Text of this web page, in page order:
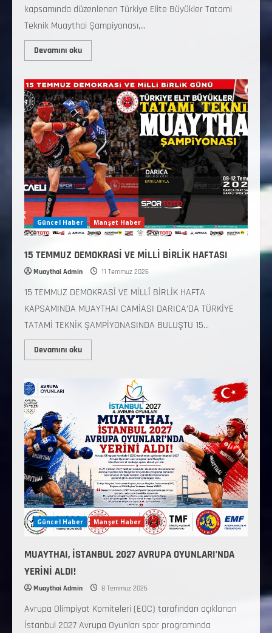
kapsamında düzenlenen Türkiye Elite Büyükler Tatami
Teknik Muaythai Şampiyonası,...
Devamını oku
Güncel Haber Manşet Haber
15 TEMMUZ DEMOKRASİ VE MİLLİ BİRLİK HAFTASI
Muaythai Admin 11 Temmuz 2026
15 TEMMUZ DEMOKRASİ VE MİLLÎ BİRLİK HAFTA
KAPSAMINDA MUAYTHAI CAMİASI DARICA’DA TÜRKİYE
TATAMİ TEKNİK ŞAMPİYONASINDA BULUŞTU 15...
Devamını oku
Güncel Haber Manşet Haber
MUAYTHAI, İSTANBUL 2027 AVRUPA OYUNLARI’NDA
YERİNİ ALDI!
Muaythai Admin 8 Temmuz 2026
Avrupa Olimpiyat Komiteleri (EOC) tarafından açıklanan
İstanbul 2027 Avrupa Oyunları spor programında